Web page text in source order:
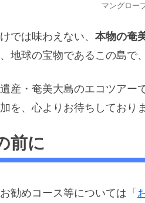
マングロー
では味わえない、 本物の奄
地球の宝物であるこの島で
産・奄美大島のエコツアー
を、心よりお待ちしておりま
前に
勧めコース等については「